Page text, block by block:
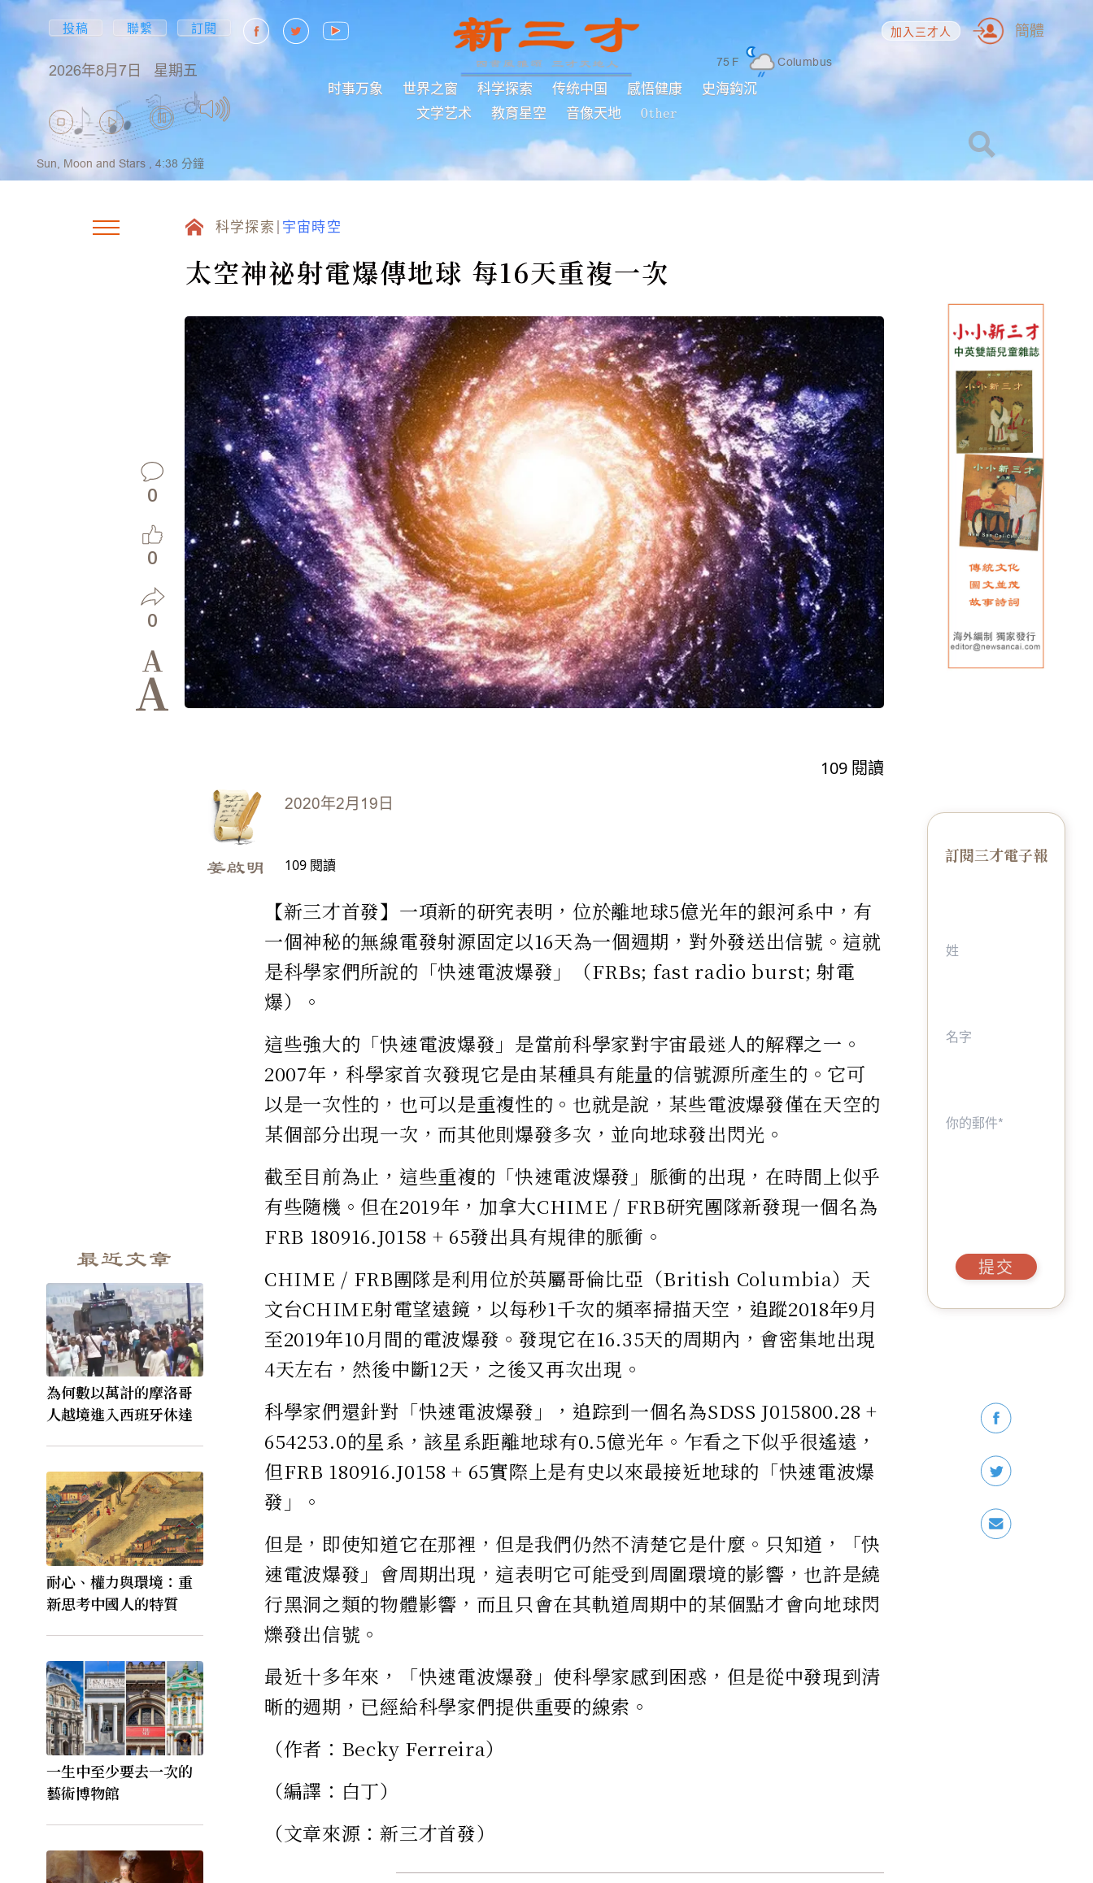
投稿 聯繫 訂閱
2026年8月7日 星期五 75 F Columbus
时事万象 世界之窗 科学探索 传统中国 感悟健康
史海鈎沉
文学艺术
教育星空 音像天地 Other
加入三才人 簡體
Sun, Moon and Stars , 4:38 分鐘
科学探索 宇宙時空
太空神祕射電爆傳地球 每16天重複一次
0
0
0
A
A
109 閱讀
最近文章
為何數以萬計的摩洛哥
人越境進入西班牙休達
耐心、權力與環境：重
新思考中國人的特質
一生中至少要去一次的
藝術博物館
2020年2月19日
姜啟明 109 閱讀
【新三才首發】一項新的研究表明，位於離地球5億光年的銀河系中，有
一個神秘的無線電發射源固定以16天為一個週期，對外發送出信號。這就
是科學家們所說的「快速電波爆發」（FRBs; fast radio burst; 射電
爆）。
這些強大的「快速電波爆發」是當前科學家對宇宙最迷人的解釋之一。
2007年，科學家首次發現它是由某種具有能量的信號源所產生的。它可
以是一次性的，也可以是重複性的。也就是說，某些電波爆發僅在天空的
某個部分出現一次，而其他則爆發多次，並向地球發出閃光。
截至目前為止，這些重複的「快速電波爆發」脈衝的出現，在時間上似乎
有些隨機。但在2019年，加拿大CHIME / FRB研究團隊新發現一個名為
FRB 180916.J0158 + 65發出具有規律的脈衝。
CHIME / FRB團隊是利用位於英屬哥倫比亞（British Columbia）天
文台CHIME射電望遠鏡，以每秒1千次的頻率掃描天空，追蹤2018年9月
至2019年10月間的電波爆發。發現它在16.35天的周期內，會密集地出現
4天左右，然後中斷12天，之後又再次出現。
科學家們還針對「快速電波爆發」，追踪到一個名為SDSS J015800.28 +
654253.0的星系，該星系距離地球有0.5億光年。乍看之下似乎很遙遠，
但FRB 180916.J0158 + 65實際上是有史以來最接近地球的「快速電波爆
發」。
但是，即使知道它在那裡，但是我們仍然不清楚它是什麼。只知道，「快
速電波爆發」會周期出現，這表明它可能受到周圍環境的影響，也許是繞
行黑洞之類的物體影響，而且只會在其軌道周期中的某個點才會向地球閃
爍發出信號。
最近十多年來，「快速電波爆發」使科學家感到困惑，但是從中發現到清
晰的週期，已經給科學家們提供重要的線索。
（作者：Becky Ferreira）
（編譯：白丁）
（文章來源：新三才首發）
訂閱三才電子報
提交